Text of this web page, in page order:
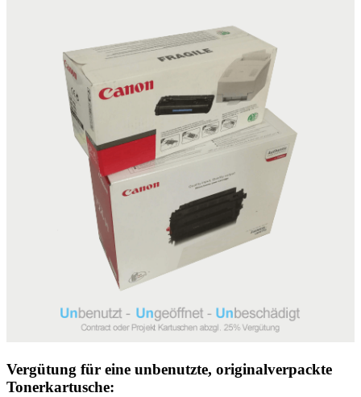
Vergütung für eine unbenutzte, originalverpackte
Tonerkartusche: